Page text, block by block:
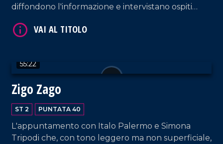
diffondono l'informazione e intervistano ospiti
Lamezia Terme.
55:22
Zigo Zago
ST 2 PUNTATA 40
L'appuntamento con Italo Palermo e Simona
Tripodi che, con tono leggero ma non superficiale,
VAI AL TITOLO